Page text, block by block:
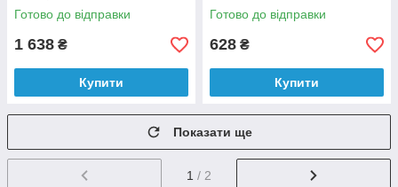
Готово до відправки
1 638 ₴
Купити
Готово до відправки
628 ₴
Купити
Показати ще
1 / 2